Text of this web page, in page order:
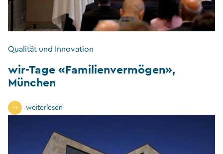
Qualität und Innovation
wir-Tage «Familienvermögen»,
München
weiterlesen